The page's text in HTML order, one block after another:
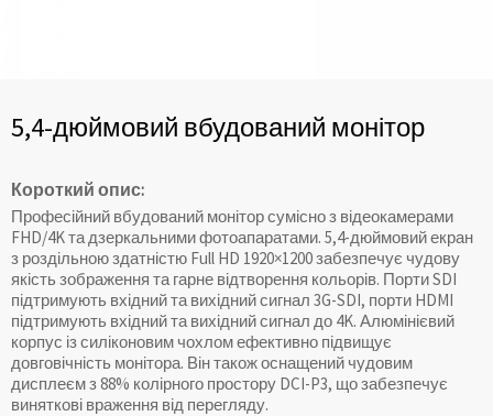
5,4-дюймовий вбудований монітор
Короткий опис:
Професійний вбудований монітор сумісно з відеокамерами
FHD/4K та дзеркальними фотоапаратами. 5,4-дюймовий екран
з роздільною здатністю Full HD 1920×1200 забезпечує чудову
якість зображення та гарне відтворення кольорів. Порти SDI
підтримують вхідний та вихідний сигнал 3G-SDI, порти HDMI
підтримують вхідний та вихідний сигнал до 4K. Алюмінієвий
корпус із силіконовим чохлом ефективно підвищує
довговічність монітора. Він також оснащений чудовим
дисплеєм з 88% колірного простору DCI-P3, що забезпечує
виняткові враження від перегляду.